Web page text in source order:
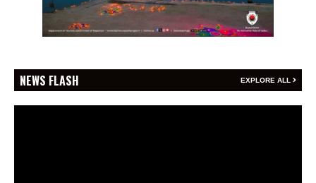
NEWS FLASH EXPLORE ALL